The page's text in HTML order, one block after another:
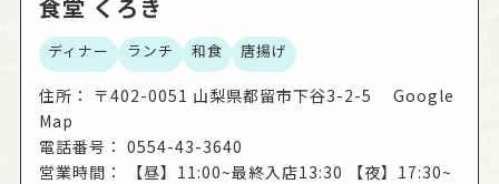
食堂 くろき
ディナー ランチ 和食 唐揚げ
住所：
〒402-0051 山梨県都留市下谷3-2-5 Google
Map
電話番号： 0554-43-3640
営業時間：
【昼】11:00~最終入店13:30 【夜】17:30~